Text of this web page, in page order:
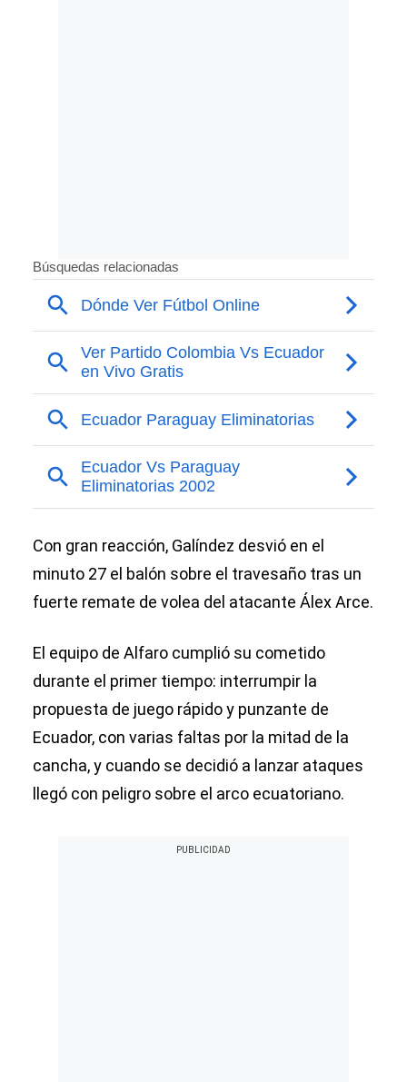
Con gran reacción, Galíndez desvió en el
minuto 27 el balón sobre el travesaño tras un
fuerte remate de volea del atacante Álex Arce.
El equipo de Alfaro cumplió su cometido
durante el primer tiempo: interrumpir la
propuesta de juego rápido y punzante de
Ecuador, con varias faltas por la mitad de la
cancha, y cuando se decidió a lanzar ataques
llegó con peligro sobre el arco ecuatoriano.